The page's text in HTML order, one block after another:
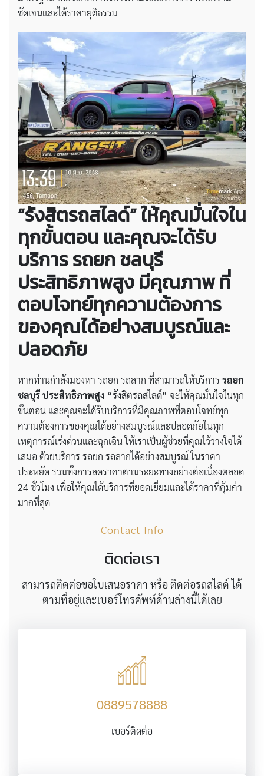
ชัดเจนและได้ราคายุติธรรม
“รังสิตรถสไลด์” ให้คุณมั่นใจใน
ทุกขั้นตอน และคุณจะได้รับ
บริการรถยก ชลบุรี
ประสิทธิภาพสูงมีคุณภาพ ที่
ตอบโจทย์ทุกความต้องการ
ของคุณได้อย่างสมบูรณ์และ
ปลอดภัย
หากท่านกำลังมองหา รถยก รถลาก ที่สามารถให้บริการ รถยก
ชลบุรี ประสิทธิภาพสูง “รังสิตรถสไลด์” จะให้คุณมั่นใจในทุก
ขั้นตอน และคุณจะได้รับบริการที่มีคุณภาพที่ตอบโจทย์ทุก
ความต้องการของคุณได้อย่างสมบูรณ์และปลอดภัยในทุก
เหตุการณ์เร่งด่วนและฉุกเฉิน ให้เราเป็นผู้ช่วยที่คุณไว้วางใจได้
เสมอ ด้วยบริการ รถยก รถลากได้อย่างสมบูรณ์ ในราคา
ประหยัด รวมทั้งการลดราคาตามระยะทางอย่างต่อเนื่องตลอด
24 ชั่วโมง เพื่อให้คุณได้บริการที่ยอดเยี่ยมและได้ราคาที่คุ้มค่า
มากที่สุด
Contact Info
ติดต่อเรา
สามารถติดต่อขอใบเสนอราคา หรือ ติดต่อรถสไลด์ ได้
ตามที่อยู่และเบอร์โทรศัพท์ด้านล่างนี้ได้เลย
0889578888
เบอร์ติดต่อ